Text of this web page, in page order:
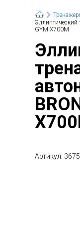
Эллиптический
GYM X700M
Эллиптический
Артикул: